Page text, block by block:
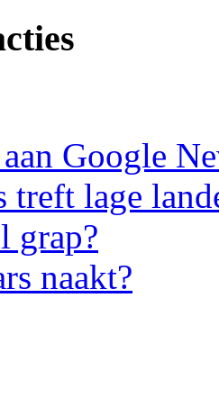
Google
treft lage
grap?
naakt?